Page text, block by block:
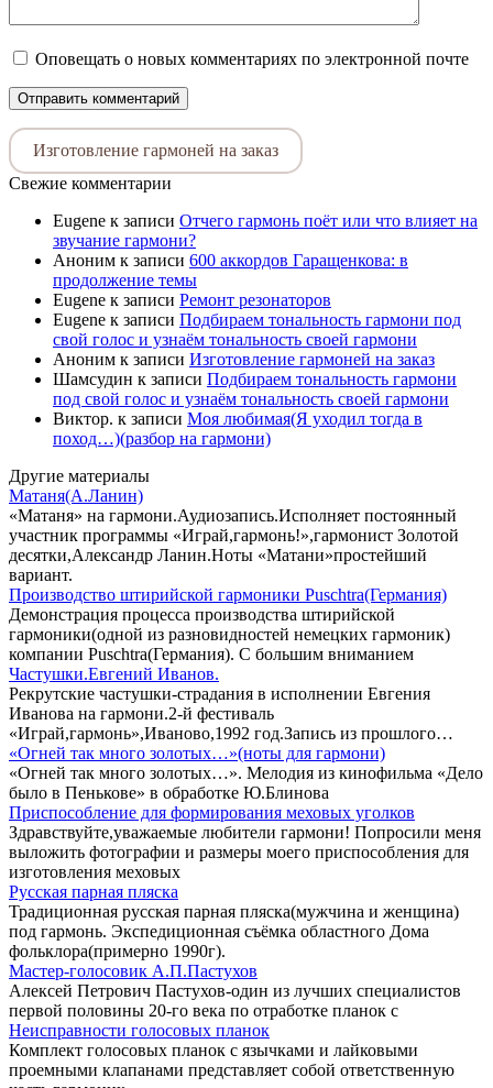
Оповещать о новых комментариях по электронной почте
Изготовление гармоней на заказ
Свежие комментарии
Eugene к записи Отчего гармонь поёт или что влияет на
звучание гармони?
Аноним к записи 600 аккордов Гаращенкова: в
продолжение темы
Eugene к записи Ремонт резонаторов
Eugene к записи Подбираем тональность гармони под
свой голос и узнаём тональность своей гармони
Аноним к записи Изготовление гармоней на заказ
Шамсудин к записи Подбираем тональность гармони
под свой голос и узнаём тональность своей гармони
Виктор. к записи Моя любимая(Я уходил тогда в
поход…)(разбор на гармони)
Другие материалы
Матаня(А.Ланин)
«Матаня» на гармони.Аудиозапись.Исполняет постоянный
участник программы «Играй,гармонь!»,гармонист Золотой
десятки,Александр Ланин.Ноты «Матани»простейший
вариант.
Производство штирийской гармоники Puschtra(Германия)
Демонстрация процесса производства штирийской
гармоники(одной из разновидностей немецких гармоник)
компании Puschtra(Германия). С большим вниманием
Частушки.Евгений Иванов.
Рекрутские частушки-страдания в исполнении Евгения
Иванова на гармони.2-й фестиваль
«Играй,гармонь»,Иваново,1992 год.Запись из прошлого…
«Огней так много золотых…»(ноты для гармони)
«Огней так много золотых…». Мелодия из кинофильма «Дело
было в Пенькове» в обработке Ю.Блинова
Приспособление для формирования меховых уголков
Здравствуйте,уважаемые любители гармони! Попросили меня
выложить фотографии и размеры моего приспособления для
изготовления меховых
Русская парная пляска
Традиционная русская парная пляска(мужчина и женщина)
под гармонь. Экспедиционная съёмка областного Дома
фольклора(примерно 1990г).
Мастер-голосовик А.П.Пастухов
Алексей Петрович Пастухов-один из лучших специалистов
первой половины 20-го века по отработке планок с
Неисправности голосовых планок
Комплект голосовых планок с язычками и лайковыми
проемными клапанами представляет собой ответственную